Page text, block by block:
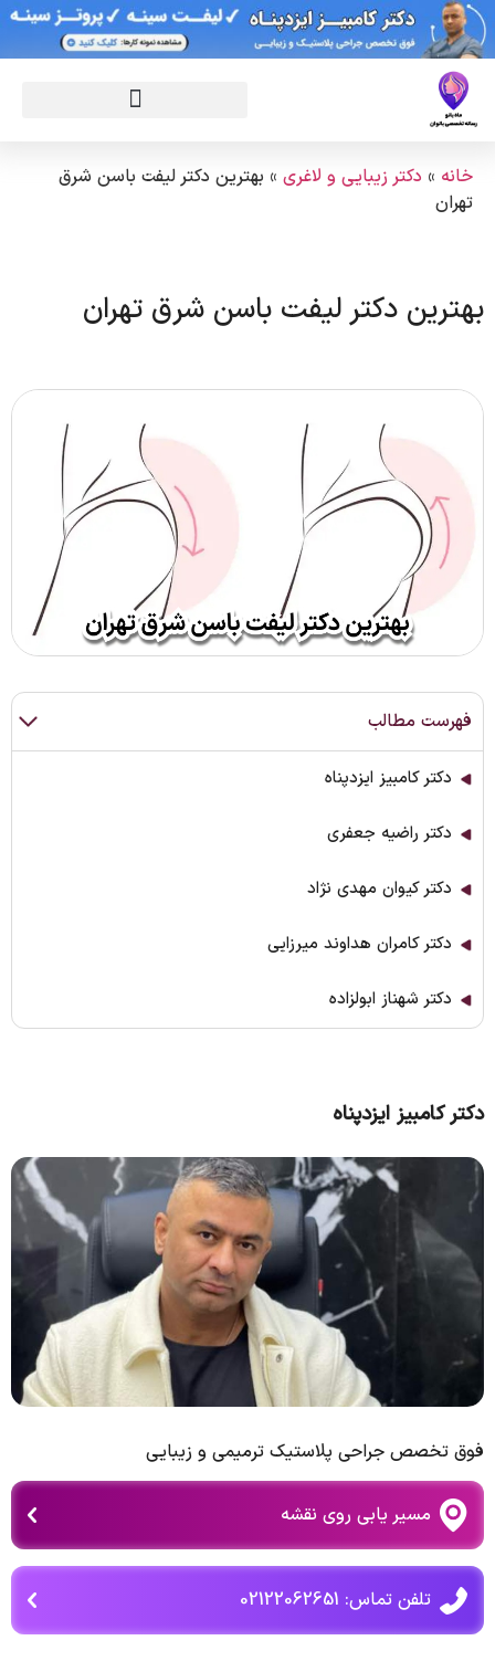
خانه » دکتر زیبایی و لاغری » بهترین دکتر لیفت باسن شرق
تهران
بهترین دکتر لیفت باسن شرق تهران
فهرست مطالب
دکتر کامبیز ایزدپناه
دکتر راضیه جعفری
دکتر کیوان مهدی نژاد
دکتر کامران هداوند میرزایی
دکتر شهناز ابولزاده
دکتر کامبیز ایزدپناه
فوق تخصص جراحی پلاستیک ترمیمی و زیبایی
مسیر یابی روی نقشه
تلفن تماس: 02122062651